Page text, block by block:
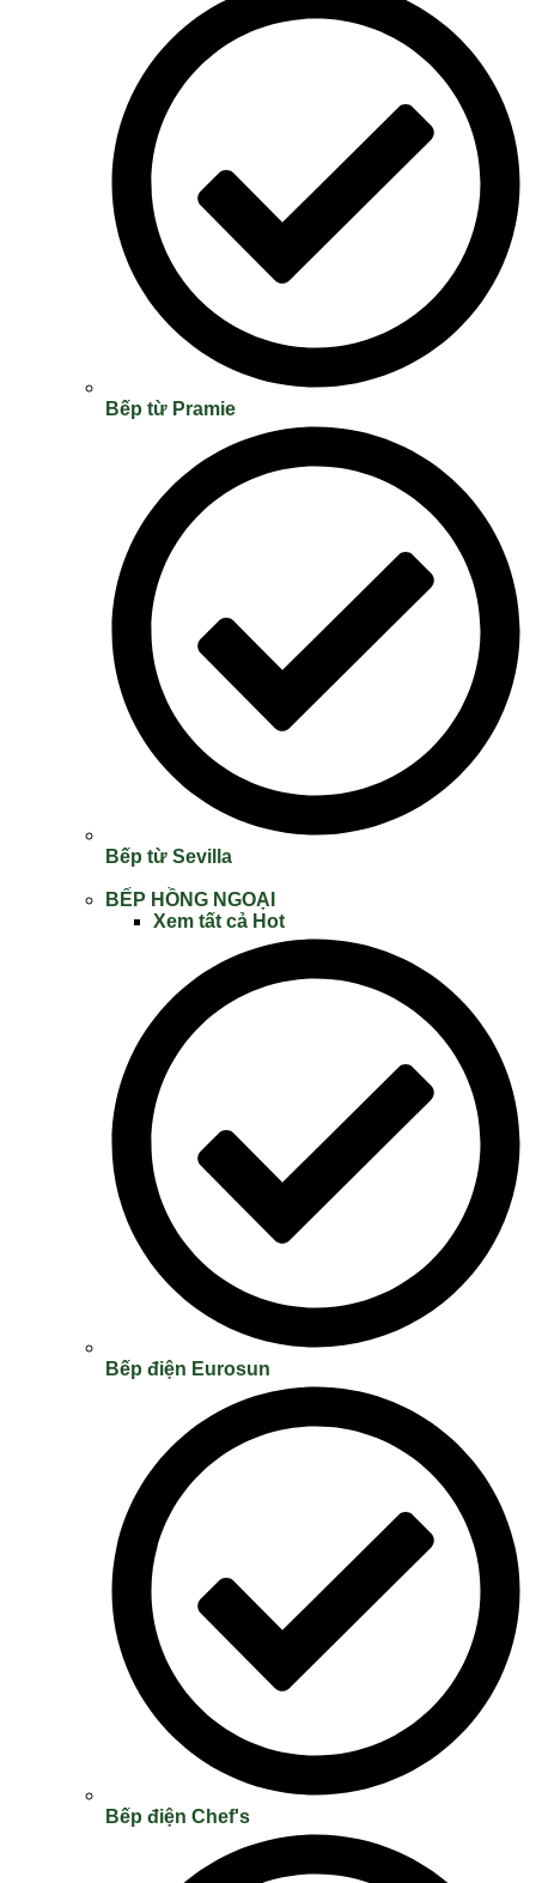
Bếp từ Pramie
Bếp từ Sevilla
BẾP HỒNG NGOẠI
Xem tất cả Hot
Bếp điện Eurosun
Bếp điện Chef's